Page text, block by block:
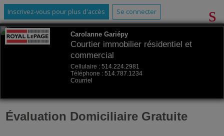
Inscrivez-vous pour plus d'accès Se connecter
Carolanne Gariépy
Courtier immobilier résidentiel et
commercial
Cellulaire : 514.224.2981
Téléphone : 514.787.1234
Courriel
Évaluation Domiciliaire Gratuite